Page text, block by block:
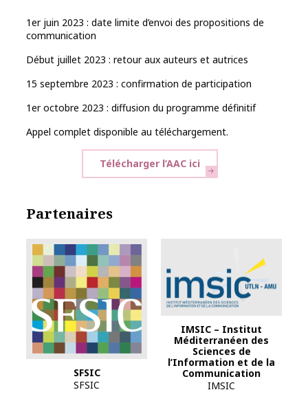
1er juin 2023 : date limite d’envoi des propositions de
communication
Début juillet 2023 : retour aux auteurs et autrices
15 septembre 2023 : confirmation de participation
1er octobre 2023 : diffusion du programme définitif
Appel complet disponible au téléchargement.
Télécharger l’AAC ici
Partenaires
SFSIC
SFSIC
IMSIC – Institut
Méditerranéen des
Sciences de
l’Information et de la
Communication
IMSIC